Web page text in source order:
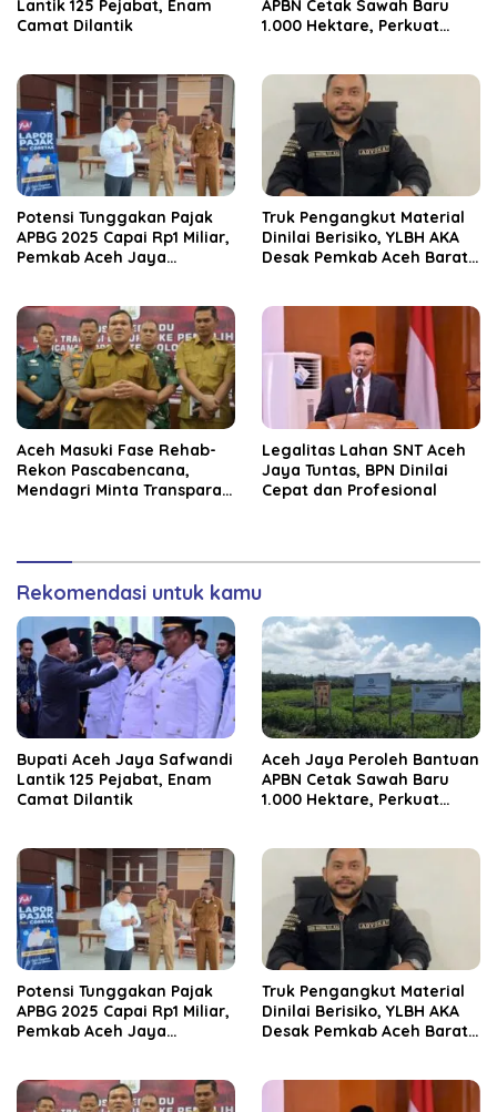
Lantik 125 Pejabat, Enam
Camat Dilantik
APBN Cetak Sawah Baru
1.000 Hektare, Perkuat
Potensi Tunggakan Pajak
APBG 2025 Capai Rp1 Miliar,
Pemkab Aceh Jaya
Truk Pengangkut Material
Dinilai Berisiko, YLBH AKA
Desak Pemkab Aceh Barat
Aceh Masuki Fase Rehab-
Rekon Pascabencana,
Mendagri Minta Transparan
Legalitas Lahan SNT Aceh
Jaya Tuntas, BPN Dinilai
Cepat dan Profesional
Rekomendasi untuk kamu
Bupati Aceh Jaya Safwandi
Lantik 125 Pejabat, Enam
Camat Dilantik
Aceh Jaya Peroleh Bantuan
APBN Cetak Sawah Baru
1.000 Hektare, Perkuat
Potensi Tunggakan Pajak
APBG 2025 Capai Rp1 Miliar,
Pemkab Aceh Jaya
Truk Pengangkut Material
Dinilai Berisiko, YLBH AKA
Desak Pemkab Aceh Barat